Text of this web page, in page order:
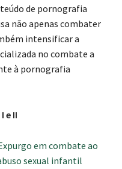
de pornografia
não apenas combater
intensificar a
no combate a
à pornografia
e II
em combate ao
sexual infantil